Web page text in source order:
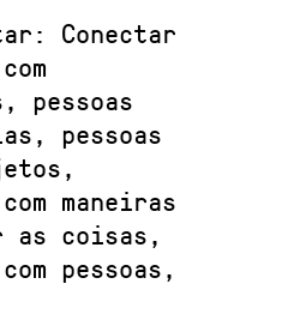
Conectar
pessoas
pessoas
maneiras
as coisas,
pessoas,